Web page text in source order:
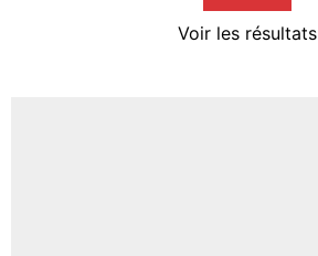
Voir les résultats